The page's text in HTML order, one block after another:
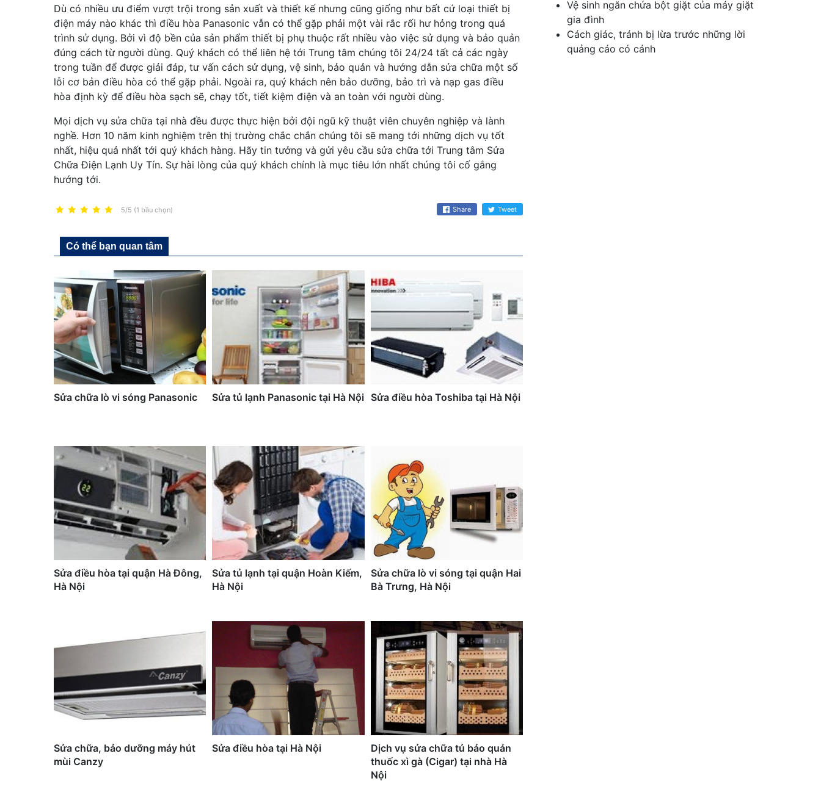
Dù có nhiều ưu điểm vượt trội trong sản xuất và thiết kế nhưng cũng giống như bất cứ loại thiết bị
điện máy nào khác thì điều hòa Panasonic vẫn có thể gặp phải một vài rắc rối hư hỏng trong quá
trình sử dụng. Bởi vì độ bền của sản phẩm thiết bị phụ thuộc rất nhiều vào việc sử dụng và bảo quản
đúng cách từ người dùng. Quý khách có thể liên hệ tới Trung tâm chúng tôi 24/24 tất cả các ngày
trong tuần để được giải đáp, tư vấn cách sử dụng, vệ sinh, bảo quản và hướng dẫn sửa chữa một số
lỗi cơ bản điều hòa có thể gặp phải. Ngoài ra, quý khách nên bảo dưỡng, bảo trì và nạp gas điều
hòa định kỳ để điều hòa sạch sẽ, chạy tốt, tiết kiệm điện và an toàn với người dùng.
Mọi dịch vụ sửa chữa tại nhà đều được thực hiện bởi đội ngũ kỹ thuật viên chuyên nghiệp và lành
nghề. Hơn 10 năm kinh nghiệm trên thị trường chắc chắn chúng tôi sẽ mang tới những dịch vụ tốt
nhất, hiệu quả nhất tới quý khách hàng. Hãy tin tưởng và gửi yêu cầu sửa chữa tới Trung tâm Sửa
Chữa Điện Lạnh Uy Tín. Sự hài lòng của quý khách chính là mục tiêu lớn nhất chúng tôi cố gắng
hướng tới.
5/5 (1 bầu chọn) Share Tweet
Có thể bạn quan tâm
Sửa chữa lò vi sóng Panasonic Sửa tủ lạnh Panasonic tại Hà Nội Sửa điều hòa Toshiba tại Hà Nội
Sửa điều hòa tại quận Hà Đông,
Hà Nội
Sửa tủ lạnh tại quận Hoàn Kiếm,
Hà Nội
Sửa chữa lò vi sóng tại quận Hai
Bà Trưng, Hà Nội
Sửa chữa, bảo dưỡng máy hút
mùi Canzy
Sửa điều hòa tại Hà Nội
Dịch vụ sửa chữa tủ bảo quản
thuốc xì gà (Cigar) tại nhà Hà
Nội
Vệ sinh ngăn chứa bột giặt của máy giặt
gia đình
Cách giác, tránh bị lừa trước những lời
quảng cáo có cánh